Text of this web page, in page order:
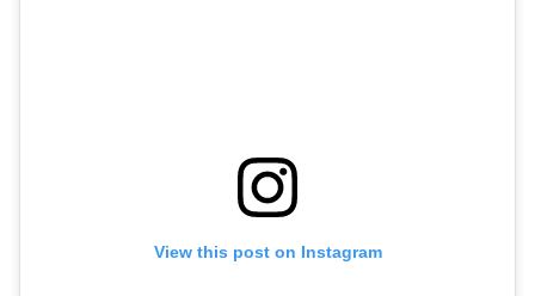
View this post on Instagram